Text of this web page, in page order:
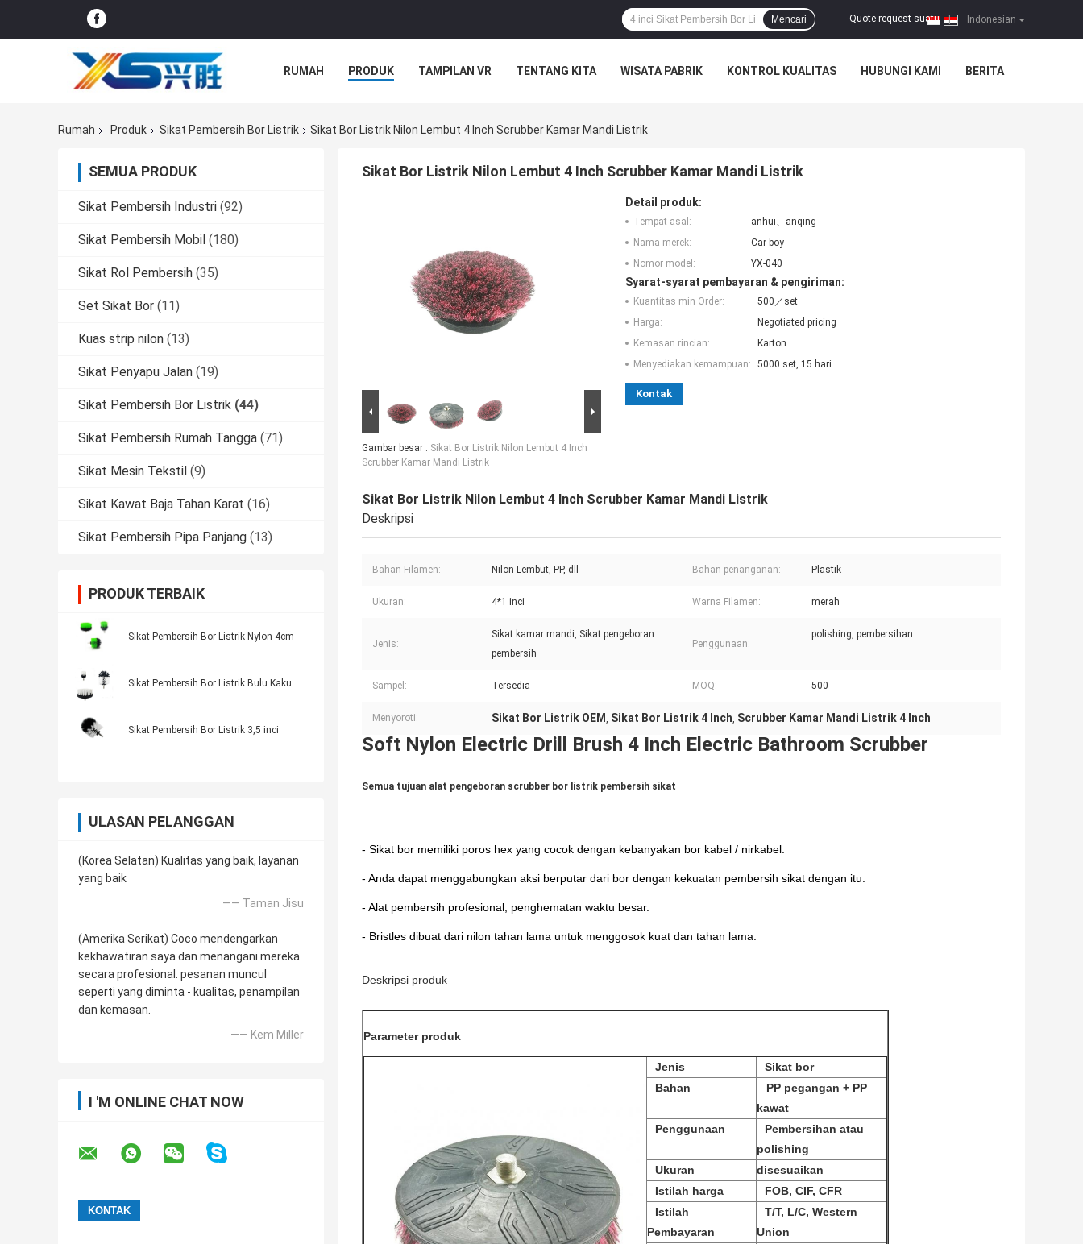
Indonesian
Quote request suatu |
Mencari
RUMAH PRODUK TAMPILAN VR TENTANG KITA WISATA PABRIK KONTROL KUALITAS HUBUNGI KAMI BERITA
Rumah
Produk Sikat Pembersih Bor Listrik Sikat Bor Listrik Nilon Lembut 4 Inch Scrubber Kamar Mandi Listrik
SEMUA PRODUK
Sikat Pembersih Industri (92)
Sikat Pembersih Mobil (180)
Sikat Rol Pembersih (35)
Set Sikat Bor (11)
Kuas strip nilon (13)
Sikat Penyapu Jalan (19)
Sikat Pembersih Bor Listrik (44)
Sikat Pembersih Rumah Tangga (71)
Sikat Mesin Tekstil (9)
Sikat Kawat Baja Tahan Karat (16)
Sikat Pembersih Pipa Panjang (13)
PRODUK TERBAIK
Sikat Pembersih Bor Listrik Nylon 4cm
Sikat Pembersih Bor Listrik Bulu Kaku
Sikat Pembersih Bor Listrik 3,5 inci
ULASAN PELANGGAN
(Korea Selatan) Kualitas yang baik, layanan
yang baik
—— Taman Jisu
(Amerika Serikat) Coco mendengarkan
kekhawatiran saya dan menangani mereka
secara profesional. pesanan muncul
seperti yang diminta - kualitas, penampilan
dan kemasan.
—— Kem Miller
I 'M ONLINE CHAT NOW
Sikat Bor Listrik Nilon Lembut 4 Inch Scrubber Kamar Mandi Listrik
Gambar besar : Sikat Bor Listrik Nilon Lembut 4 Inch
Scrubber Kamar Mandi Listrik
Detail produk:
Tempat asal:
anhui、anqing
Nama merek:
Car boy
Nomor model:
YX-040
Syarat-syarat pembayaran & pengiriman:
Kuantitas min Order:
500／set
Harga:
Negotiated pricing
Kemasan rincian:
Karton
Menyediakan kemampuan:
5000 set, 15 hari
Kontak
Sikat Bor Listrik Nilon Lembut 4 Inch Scrubber Kamar Mandi Listrik
Deskripsi
Bahan Filamen: Nilon Lembut, PP, dll Bahan penanganan: Plastik
Ukuran: 4*1 inci Warna Filamen: merah
Jenis:
Sikat kamar mandi, Sikat pengeboran
pembersih
Penggunaan:
polishing, pembersihan
Sampel: Tersedia MOQ: 500
Menyoroti: Sikat Bor Listrik OEM , Sikat Bor Listrik 4 Inch, Scrubber Kamar Mandi Listrik 4 Inch
Soft Nylon Electric Drill Brush 4 Inch Electric Bathroom Scrubber
Semua tujuan alat pengeboran scrubber bor listrik pembersih sikat
- Sikat bor memiliki poros hex yang cocok dengan kebanyakan bor kabel / nirkabel.
- Anda dapat menggabungkan aksi berputar dari bor dengan kekuatan pembersih sikat dengan itu.
- Alat pembersih profesional, penghematan waktu besar.
- Bristles dibuat dari nilon tahan lama untuk menggosok kuat dan tahan lama.
Deskripsi produk
Parameter produk
Jenis
Sikat bor
Bahan
PP pegangan + PP
kawat
Penggunaan
Pembersihan atau
polishing
Ukuran
disesuaikan
Istilah harga
FOB, CIF, CFR
Istilah
Pembayaran
T/T, L/C, Western
Union